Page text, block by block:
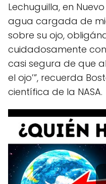
Lechuguilla, en
agua cargada de
sobre su ojo,
cuidadosamente con
casi segura de que
el ojo’”, recuerda
científica de la NASA.